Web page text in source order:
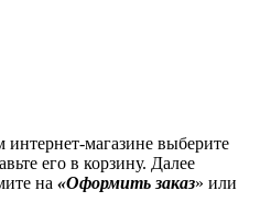
магазине выберите
его в корзину. Далее
на «Оформить заказ» или